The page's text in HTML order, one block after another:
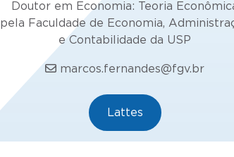
Doutor em Economia: Teoria
pela Faculdade de Economia,
e Contabilidade da USP
marcos.fernandes@fgv.br
Lattes